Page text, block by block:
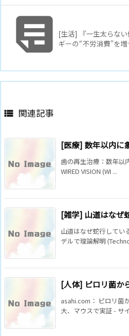
[生活] 『一生太らな
ギーの“不労消費”を
 関連記事
[医療] 数年以内に
歯の再生治療：数年以
WIRED VISION (WI ...
[雑学] 山道はなぜ
山道はなぜ蛇行してい
デルで理論解明
[人体] ピロリ菌か
asahi.com： ピロリ
大、マウスで実証 - サ